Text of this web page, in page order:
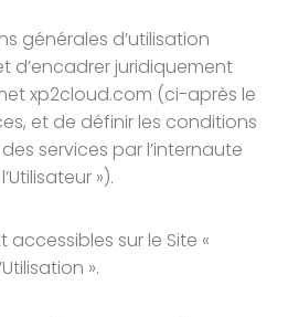
générales d’utilisation
d’encadrer juridiquement
xp2cloud.com (ci-après le
et de définir les conditions
services par l’internaute
»).
accessibles sur le Site «
».